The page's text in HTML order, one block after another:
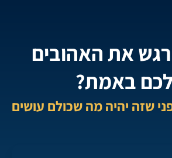
את האהובים
באמת?
שזה יהיה מה שכולם עושים